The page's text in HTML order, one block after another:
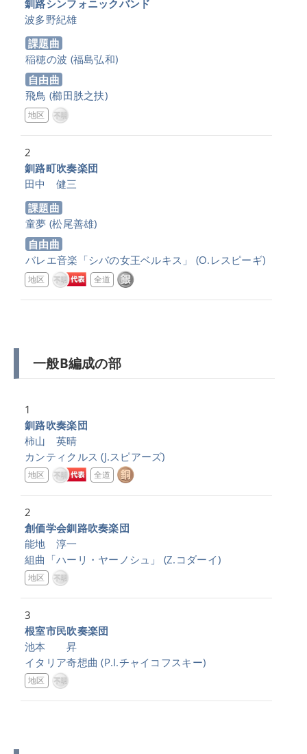
釧路シンフォニックバンド
波多野紀雄
課題曲
稲穂の波 (福島弘和)
自由曲
飛鳥 (櫛田胅之扶)
地区
2
釧路町吹奏楽団
田中 健三
課題曲
童夢 (松尾善雄)
自由曲
バレエ音楽「シバの女王ベルキス」
(O.レスピーギ)
地区 全道
一般B編成の部
1
釧路吹奏楽団
柿山 英晴
カンティクルス (J.スピアーズ)
地区 全道
2
創価学会釧路吹奏楽団
能地 淳一
組曲「ハーリ・ヤーノシュ」
(Z.コダーイ)
地区
3
根室市民吹奏楽団
池本 昇
イタリア奇想曲 (P.I.チャイコフスキー)
地区